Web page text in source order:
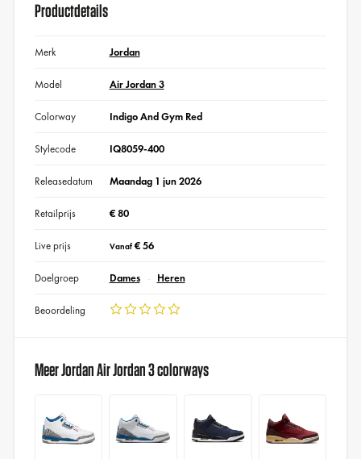
Productdetails
Merk Jordan
Model Air Jordan 3
Colorway Indigo And Gym Red
Stylecode IQ8059-400
Releasedatum Maandag 1 jun 2026
Retailprijs € 80
Live prijs Vanaf€ 56
Doelgroep Dames Heren
Beoordeling
Meer Jordan Air Jordan 3 colorways